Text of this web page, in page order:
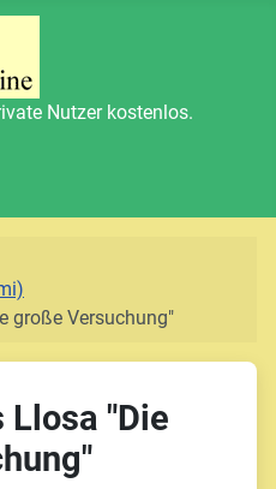
Nutzer kostenlos.
große Versuchung"
Llosa "Die